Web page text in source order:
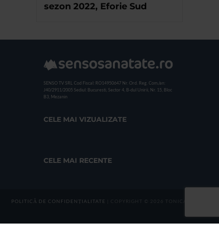
sezon 2022, Eforie Sud
SENSO TV SRL Cod Fiscal: RO14950647 Nr. Ord. Reg. Com./an:
J40/2911/2005 Sediul: Bucuresti, Sector 4, B-dul Unirii, Nr. 15, Bloc
B3, Mezanin
CELE MAI VIZUALIZATE
CELE MAI RECENTE
POLITICĂ DE CONFIDENȚIALITATE | COPYRIGHT © 2026 TONICA GROUP